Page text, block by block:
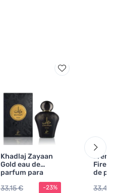
Khadlaj Zayaan
Gold eau de
parfum para
33,15 €
-23%
de
33,40